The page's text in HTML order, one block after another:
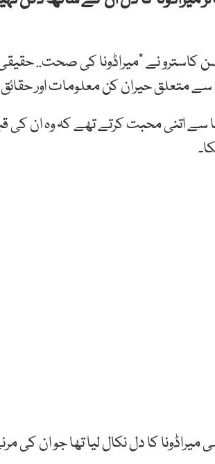
کاسترو نے ”میراڈونا کی صحت..
حیران کن معلومات اور حقائق
سے اتنی محبت کرتے تھے کہ وہ ان کی
میراڈونا کا دل نکال لیا تھا جو ان